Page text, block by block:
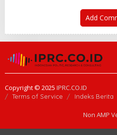
Add
Copyright © 2025 IPRC.CO.ID
Terms of Service Indeks Berita
Non AMP